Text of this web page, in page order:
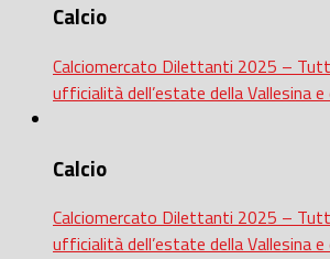
Calcio
Calciomercato Dilettanti 2025 –
ufficialità dell’estate della Vallesina
Calcio
Calciomercato Dilettanti 2025 –
ufficialità dell’estate della Vallesina